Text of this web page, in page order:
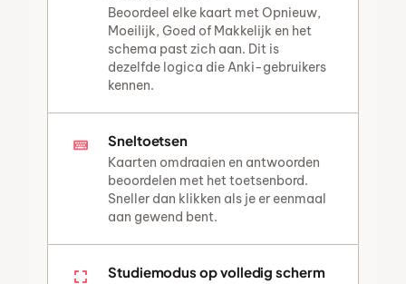
Beoordeel elke kaart met Opnieuw,
Moeilijk, Goed of Makkelijk en het
schema past zich aan. Dit is
dezelfde logica die Anki-gebruikers
kennen.
Sneltoetsen
Kaarten omdraaien en antwoorden
beoordelen met het toetsenbord.
Sneller dan klikken als je er eenmaal
aan gewend bent.
Studiemodus op volledig scherm